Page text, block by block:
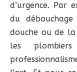
d’urgence. Par
du
douche ou de la
les